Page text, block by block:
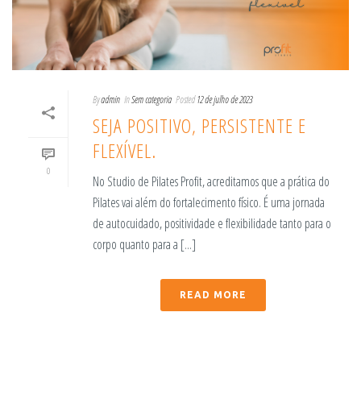
0
Byadmin InSem categoria Posted12 de julho de 2023
SEJA POSITIVO, PERSISTENTE E
FLEXÍVEL.
No Studio de Pilates Profit, acreditamos que a prática do
Pilates vai além do fortalecimento físico. É uma jornada
de autocuidado, positividade e flexibilidade tanto para o
corpo quanto para a [...]
READ MORE